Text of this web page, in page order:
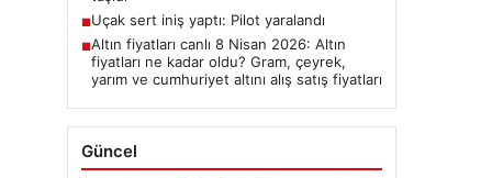
■Uçak sert iniş yaptı: Pilot yaralandı
■Altın fiyatları canlı 8 Nisan 2026: Altın
fiyatları ne kadar oldu? Gram, çeyrek,
yarım ve cumhuriyet altını alış satış fiyatları
Güncel